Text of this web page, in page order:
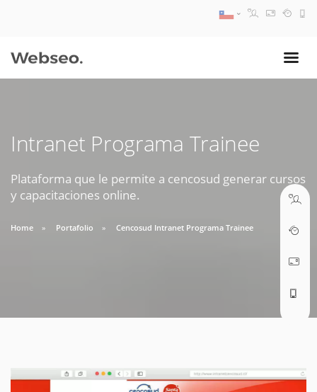
Intranet Programa Trainee
Plataforma que le permite a cencosud generar cursos
y capacitaciones online.
Home Portafolio Cencosud Intranet Programa Trainee
09:30 AM A 18:30 PM
soporte@webseo.cl